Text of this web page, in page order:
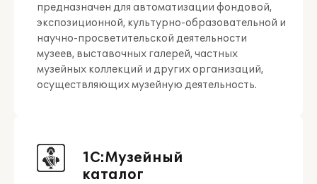
предназначен для автоматизации фондовой,
экспозиционной, культурно-образовательной и
научно-просветительской деятельности
музеев, выставочных галерей, частных
музейных коллекций и других организаций,
осуществляющих музейную деятельность.
1С:Музейный
каталог